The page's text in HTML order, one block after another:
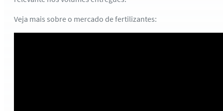
Veja mais sobre o mercado de fertilizantes: